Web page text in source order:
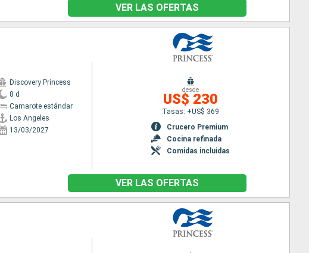
VER LAS OFERTAS
Discovery Princess
8 d
Camarote estándar
Los Angeles
13/03/2027
desde
US$ 230
Tasas: +US$ 369
Crucero Premium
Cocina refinada
Comidas incluidas
VER LAS OFERTAS